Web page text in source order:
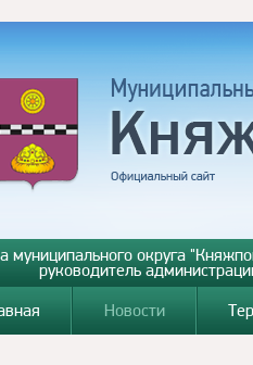
муниципального округа
руководитель
Новости